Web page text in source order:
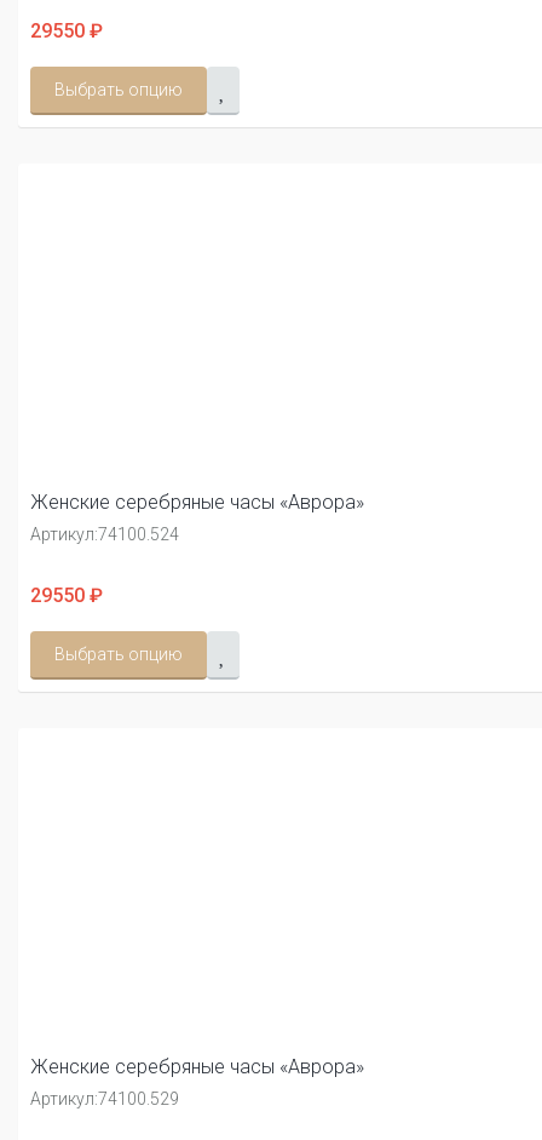
29550 ₽
Выбрать опцию
Женские серебряные часы «Аврора»
Артикул:74100.524
29550 ₽
Выбрать опцию
Женские серебряные часы «Аврора»
Артикул:74100.529